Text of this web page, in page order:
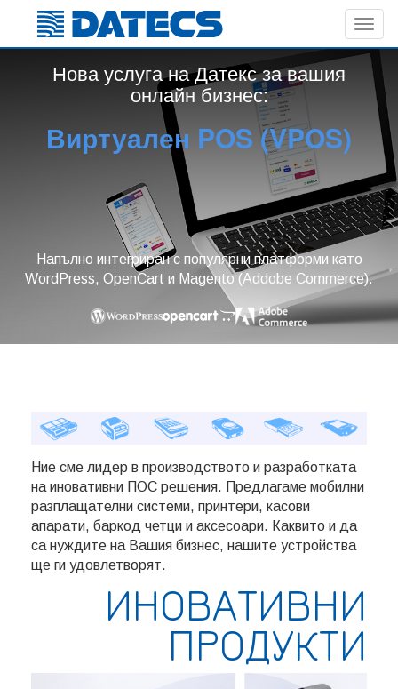
Нова услуга на Датекс за вашия
онлайн бизнес:
Виртуален POS (VPOS)
Напълно интегриран с популярни платформи като
WordPress, OpenCart и Magento (Addobe Commerce).
Ние сме лидер в производството и разработката
на иновативни ПОС решения. Предлагаме мобилни
разплащателни системи, принтери, касови
апарати, баркод четци и аксесоари. Каквито и да
са нуждите на Вашия бизнес, нашите устройства
ще ги удовлетворят.
ИНОВАТИВНИ
ПРОДУКТИ